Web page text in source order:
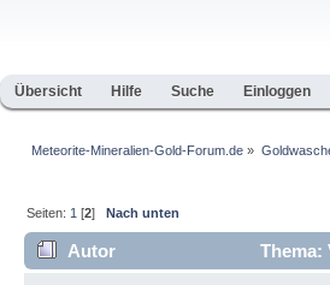
Übersicht Hilfe Suche Einloggen
Meteorite-Mineralien-Gold-Forum.de »
Seiten: 1 [2]Nach unten
Autor Thema: